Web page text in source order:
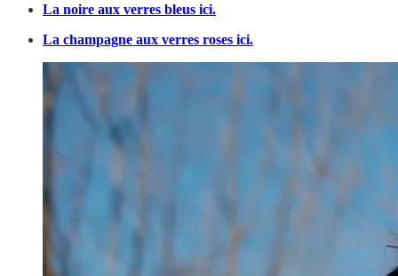
La noire aux verres bleus ici.
La champagne aux verres roses ici.